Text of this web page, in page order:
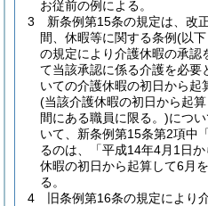
お従前の例による。
3
新条例第15条の規定は、改
間、休暇等に関する条例(以
の規定により介護休暇の承認
て当該承認に係る介護を必要
いての介護休暇の初日から
(当該介護休暇の初日から起
間にある職員に限る。)につい
いて、新条例第15条第2項中
るのは、「平成14年4月1日
休暇の初日から起算して6月
る。
4
旧条例第16条の規定により